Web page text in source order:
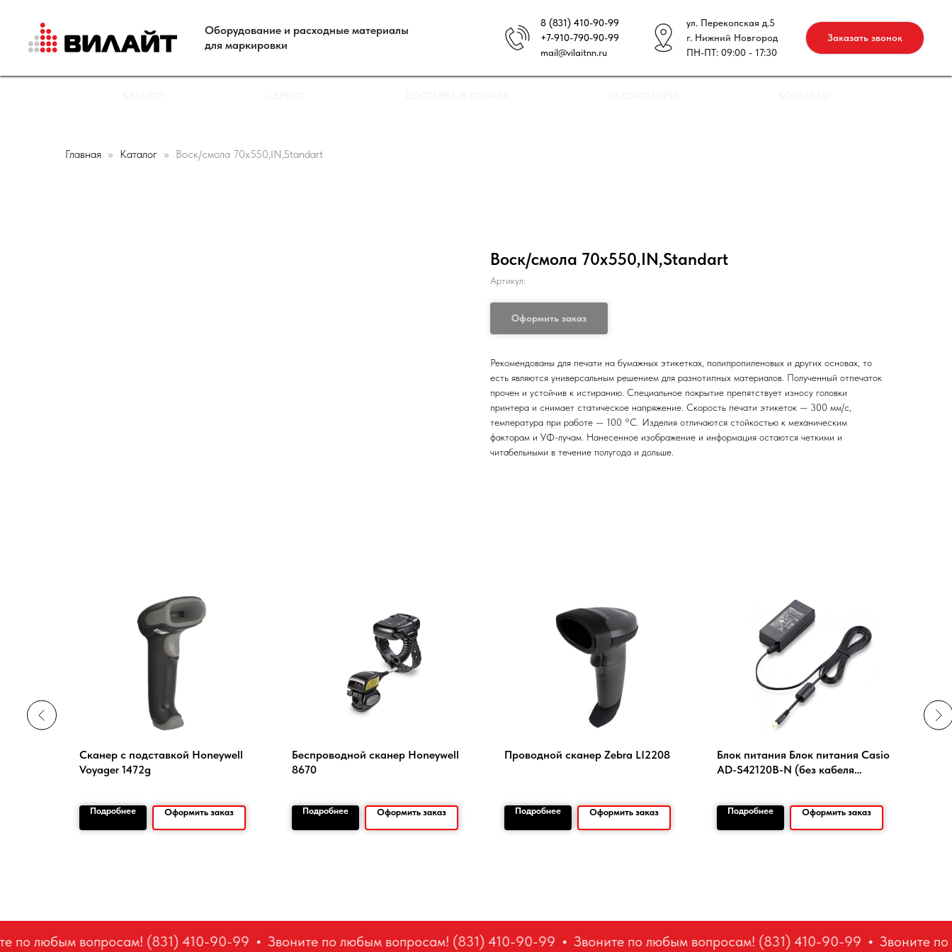
Оборудование и расходные материалы
для маркировки
8 (831) 410-90-99
+7-910-790-90-99
mail@vilaitnn.ru
ул. Перекопская д.5
г. Нижний Новгород
ПН-ПТ: 09:00 - 17:30
Заказать звонок
Главная Каталог Воск/смола 70х550,IN,Standart
Воск/смола 70х550,IN,Standart
Артикул:
Оформить заказ
Рекомендованы для печати на бумажных этикетках, полипропиленовых и других основах, то
есть являются универсальным решением для разнотипных материалов. Полученный отпечаток
прочен и устойчив к истиранию. Специальное покрытие препятствует износу головки
принтера и снимает статическое напряжение. Скорость печати этикеток — 300 мм/с,
температура при работе — 100 °С. Изделия отличаются стойкостью к механическим
факторам и УФ-лучам. Нанесенное изображение и информация остаются четкими и
читабельными в течение полугода и дольше.
Сканер с подставкой Honeywell
Voyager 1472g
Подробнее Оформить заказ
Беспроводной сканер Honeywell
8670
Подробнее Оформить заказ
Проводной сканер Zebra LI2208
Подробнее Оформить заказ
Блок питания Блок питания Casio
AD-S42120B-N (без кабеля
Подробнее Оформить заказ
по любым вопросам! (831) 410-90-99 Звоните по любым вопросам! (831) 410-90-99 Звоните по любым вопросам! (831) 410-90-99 Звоните по